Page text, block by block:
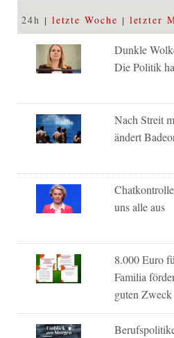
24h letzte Woche letzter
Dunkle
Die Politik
Nach Streit
ändert
uns alle aus
8.000 Euro
Familia
guten Zweck